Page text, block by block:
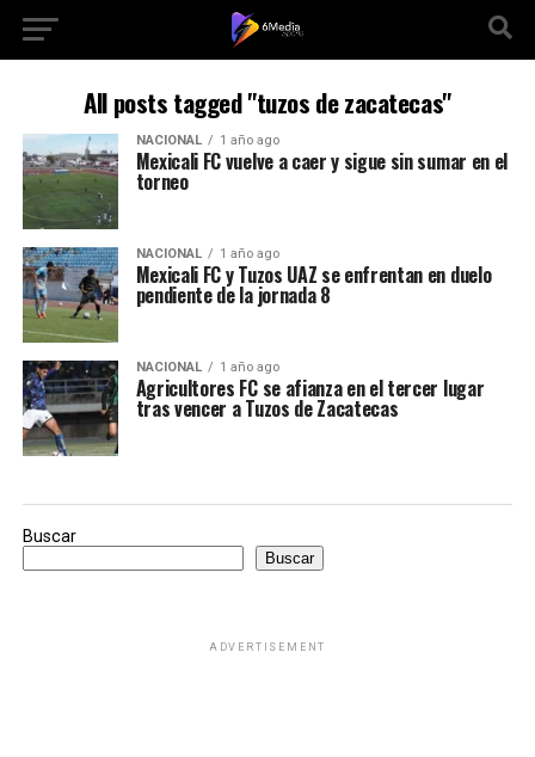
All posts tagged "tuzos de zacatecas"
NACIONAL 1 año ago
Mexicali FC vuelve a caer y sigue sin sumar en el
torneo
NACIONAL 1 año ago
Mexicali FC y Tuzos UAZ se enfrentan en duelo
pendiente de la jornada 8
NACIONAL 1 año ago
Agricultores FC se afianza en el tercer lugar
tras vencer a Tuzos de Zacatecas
Buscar
Buscar
ADVERTISEMENT